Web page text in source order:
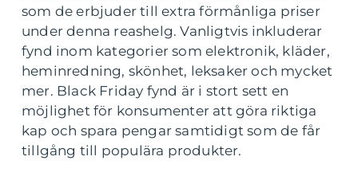
som de erbjuder till extra förmånliga priser
under denna reashelg. Vanligtvis inkluderar
fynd inom kategorier som elektronik, kläder,
heminredning, skönhet, leksaker och mycket
mer. Black Friday fynd är i stort sett en
möjlighet för konsumenter att göra riktiga
kap och spara pengar samtidigt som de får
tillgång till populära produkter.